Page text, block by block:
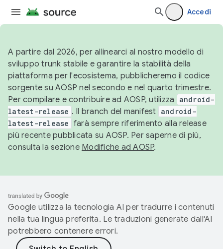
Accedi
A partire dal 2026, per allinearci al nostro modello di
sviluppo trunk stabile e garantire la stabilità della
piattaforma per l'ecosistema, pubblicheremo il codice
sorgente su AOSP nel secondo e nel quarto trimestre.
Per compilare e contribuire ad AOSP, utilizza
android-
latest-release . Il branch del manifest android-
latest-release farà sempre riferimento alla release
più recente pubblicata su AOSP. Per saperne di più,
consulta la sezione Modifiche ad AOSP.
Google utilizza la tecnologia AI per tradurre i contenuti
nella tua lingua preferita. Le traduzioni generate dall'AI
potrebbero contenere errori.